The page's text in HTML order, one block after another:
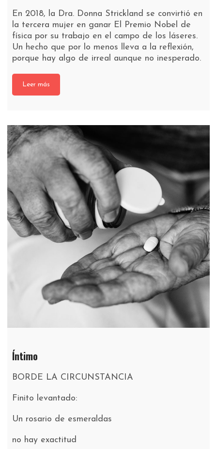
En 2018, la Dra. Donna Strickland se convirtió en
la tercera mujer en ganar El Premio Nobel de
física por su trabajo en el campo de los láseres.
Un hecho que por lo menos lleva a la reflexión,
porque hay algo de irreal aunque no inesperado.
Leer más
Íntimo
BORDE LA CIRCUNSTANCIA
Finito levantado:
Un rosario de esmeraldas
no hay exactitud